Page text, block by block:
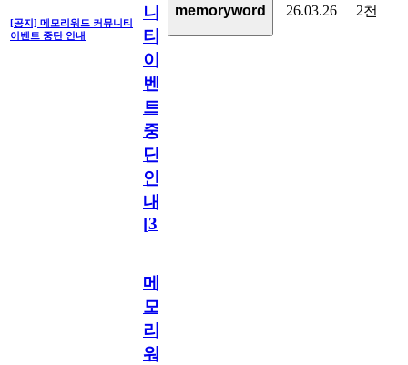
[공지] 메모리워드 커뮤니티
이벤트 중단 안내
니
티
이
벤
트
중
단
안
내
[31
memoryword 26.03.26 2천
메
모
리
워